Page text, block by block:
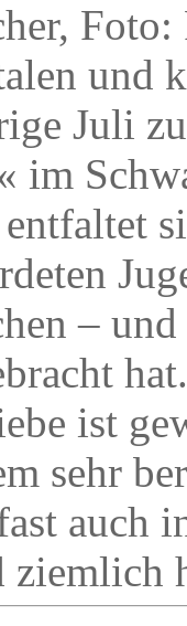
Foto:
und
Juli
im
–
ist
sehr
auch
ziemlich